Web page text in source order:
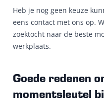
Heb je nog geen keuze
eens contact met ons op.
zoektocht naar de beste
werkplaats.
Goede redenen
momentsleutel